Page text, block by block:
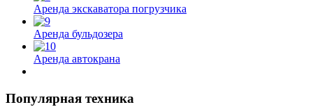
Аренда экскаватора погрузчика
Аренда бульдозера
Аренда автокрана
Популярная техника